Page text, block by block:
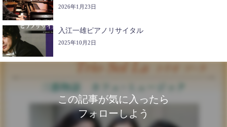
2026年1月23日
入江一雄ピアノリサイタル
2025年10月2日
この記事が気に入ったら
フォローしよう